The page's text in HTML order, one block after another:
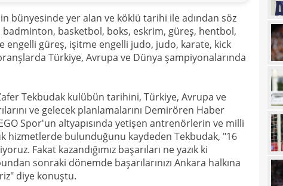
bünyesinde yer alan ve köklü tarihi ile adından söz
badminton, basketbol, boks, eskrim, güreş, hentbol,
güreş, işitme engelli judo, judo, karate, kick
Türkiye, Avrupa ve Dünya şampiyonalarında
Tekbudak kulübün tarihini, Türkiye, Avrupa ve
ve gelecek planlamalarını Demirören Haber
Spor'un altyapısında yetişen antrenörlerin ve milli
hizmetlerde bulunduğunu kaydeden Tekbudak, "16
Fakat kazandığımız başarıları ne yazık ki
sonraki dönemde başarılarınızı Ankara halkına
diye konuştu.